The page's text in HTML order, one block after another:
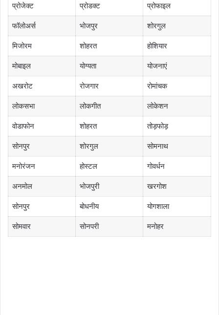
प्रोजेक्ट प्रोडक्ट प्रोफाइल
फॉलोअर्स भोजपुर शोरगुल
मिजोरम शोहरत होशियार
मोबाइल योग्यता योजनाएं
अखरोट रोजगार रोमांचक
लोकसभा लोकगीत लोकेशन
वोडाफोन शोहरत तोड़फोड़
सोनपुर शोरगुल सोमनाथ
मनोरंजन होस्टल गोवर्धन
अनमोल भोजपुरी खरगोश
सोनपुर बोधनीय योगशाला
सोमवार सोनपरी मनोहर